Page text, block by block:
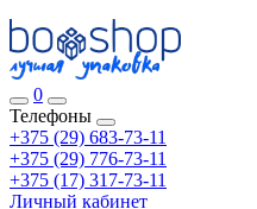
0
Телефоны
+375 (29) 683-73-11
+375 (29) 776-73-11
+375 (17) 317-73-11
Личный кабинет